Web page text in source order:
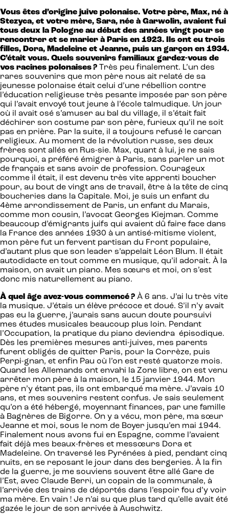
Vous êtes d’origine juive polonaise. Votre père, Max, né à
Stezyca, et votre mère, Sara, née à Garwolin, avaient fui
tous deux la Pologne au début des années vingt pour se
rencontrer et se marier à Paris en 1923. Ils ont eu trois
filles, Dora, Madeleine et Jeanne, puis un garçon en 1934.
C’était vous. Quels souvenirs familiaux gardez-vous de
vos racines polonaises ? Très peu finalement. L’un des
rares souvenirs que mon père nous ait relaté de sa
jeunesse polonaise était celui d’une rébellion contre
l’éducation religieuse très pesante imposée par son père
qui l’avait envoyé tout jeune à l’école talmudique. Un jour
où il avait osé s’amuser au bal du village, il s’était fait
déchirer son costume par son père, furieux qu’il ne soit
pas en prière. Par la suite, il a toujours refusé le carcan
religieux. Au moment de la révolution russe, ses deux
frères sont allés en Rus-sie. Max, quant à lui, je ne sais
pourquoi, a préféré émigrer à Paris, sans parler un mot
de français et sans avoir de profession. Courageux
comme il était, il est devenu très vite apprenti boucher
pour, au bout de vingt ans de travail, être à la tête de cinq
boucheries dans la Capitale. Moi, je suis un enfant du
4ème arrondissement de Paris, un enfant du Marais,
comme mon cousin, l’avocat Georges Kiejman. Comme
beaucoup d’émigrants juifs qui avaient dû faire face dans
la France des années 1930 à un antisé-mitisme violent,
mon père fut un fervent partisan du Front populaire,
d’autant plus que son leader s’appelait Léon Blum. Il était
autodidacte en tout comme en musique, qu’il adorait. À la
maison, on avait un piano. Mes sœurs et moi, on s’est
donc mis naturellement au piano.
À quel âge avez-vous commencé ? À 6 ans. J’ai lu très vite
la musique. J’étais un élève précoce et doué. S’il n’y avait
pas eu la guerre, j’aurais sans aucun doute poursuivi
mes études musicales beaucoup plus loin. Pendant
l’Occupation, la pratique du piano deviendra épisodique.
Dès les premières mesures anti-juives, mes parents
furent obligés de quitter Paris, pour la Corrèze, puis
Perpi-gnan, et enfin Pau où l’on est resté quatorze mois.
Quand les Allemands ont envahi la Zone libre, on est venu
arrêter mon père à la maison, le 15 janvier 1944. Mon
père n’y étant pas, ils ont embarqué ma mère. J’avais 10
ans, et mes souvenirs restent confus. Je sais seulement
qu’on a été hébergé, moyennant finances, par une famille
à Bagnères de Bigorre. On y a vécu, mon père, ma sœur
Jeanne et moi, sous le nom de Boyer jusqu’en mai 1944.
Finalement nous avons fui en Espagne, comme l’avaient
fait déjà mes beaux-frères et messœurs Dora et
Madeleine. On traversé les Pyrénées à pied, pendant cinq
nuits, en se reposant le jour dans des bergeries. À la fin
de la guerre, je me souviens souvent être allé Gare de
l’Est, avec Claude Berri, un copain de la communale, à
l’arrivée des trains de déportés dans l’espoir fou d’y voir
ma mère. En vain ! Je n’ai su que plus tard qu’elle avait été
gazée le jour de son arrivée à Auschwitz.